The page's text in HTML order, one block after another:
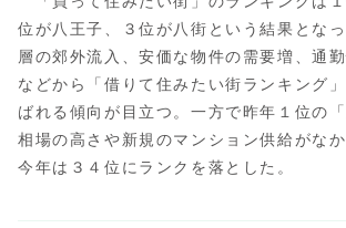
位が八王子、３位が八街という結果とな
層の郊外流入、安価な物件の需要増、通
などから「借りて住みたい街ランキング
ばれる傾向が目立つ。一方で昨年１位の
相場の高さや新規のマンション供給がなか
今年は３４位にランクを落とした。